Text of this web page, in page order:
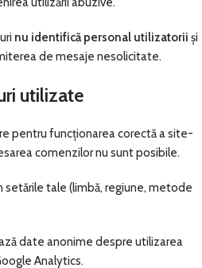
nu identifică personal utilizatorii și
de mesaje nesolicitate.
utilizate
pentru funcționarea corectă a site-
comenzilor nu sunt posibile.
setările tale (limbă, regiune, metode
date anonime despre utilizarea
Analytics.